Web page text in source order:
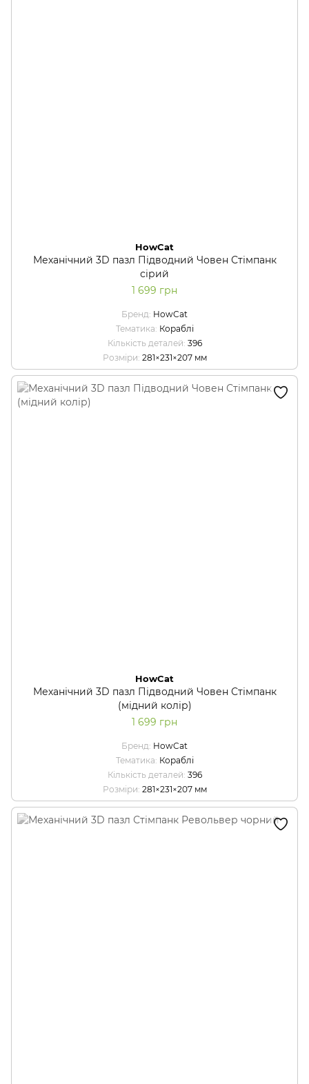
HowCat
Механічний 3D пазл Підводний Човен Стімпанк
сірий
1 699 грн
Бренд HowCat
Тематика Кораблі
Кількість деталей 396
Розміри 281×231×207 мм
HowCat
Механічний 3D пазл Підводний Човен Стімпанк
(мідний колір)
1 699 грн
Бренд HowCat
Тематика Кораблі
Кількість деталей 396
Розміри 281×231×207 мм